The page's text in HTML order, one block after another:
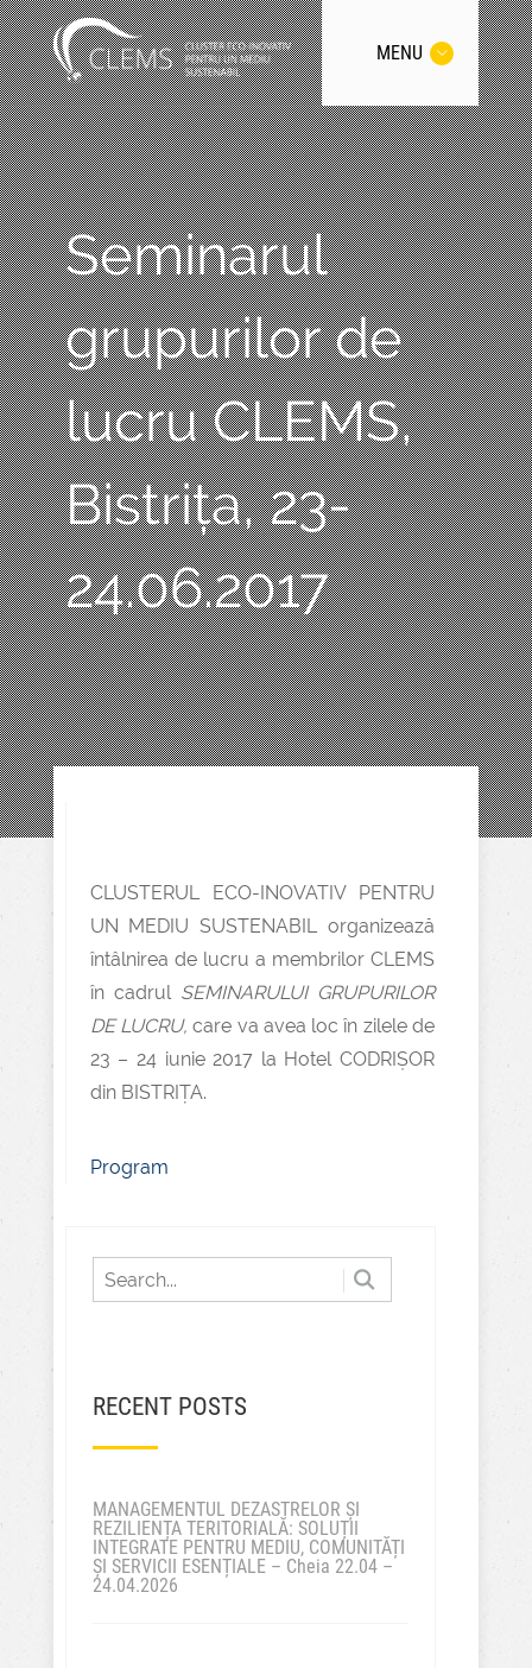
MENU
Seminarul
grupurilor de
lucru CLEMS,
Bistrița, 23-
24.06.2017
CLUSTERUL ECO-INOVATIV PENTRU
UN MEDIU SUSTENABIL organizează
întâlnirea de lucru a membrilor CLEMS
în cadrul SEMINARULUI GRUPURILOR
DE LUCRU,care va avea loc în zilele de
23 – 24 iunie 2017 la Hotel CODRIȘOR
din BISTRIȚA.
Program
RECENT POSTS
MANAGEMENTUL DEZASTRELOR ȘI
REZILIENȚA TERITORIALĂ: SOLUȚII
INTEGRATE PENTRU MEDIU, COMUNITĂȚI
ȘI SERVICII ESENȚIALE – Cheia 22.04 –
24.04.2026